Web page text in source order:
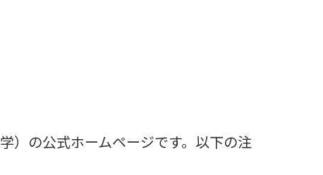
の公式ホームページです。以下の注